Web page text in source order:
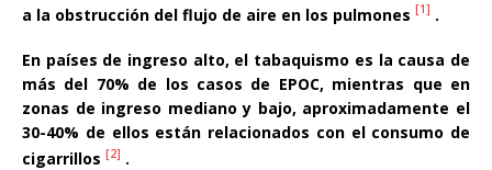
a la obstrucción del flujo de aire en los pulmones [1] .
En países de ingreso alto, el tabaquismo es la causa de
más del 70% de los casos de EPOC, mientras que en
zonas de ingreso mediano y bajo, aproximadamente el
30-40% de ellos están relacionados con el consumo de
cigarrillos [2] .